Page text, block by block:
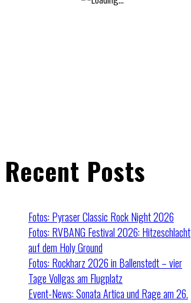
Recent Posts
Fotos: Pyraser Classic Rock Night 2026
Fotos: RVBANG Festival 2026: Hitzeschlacht
auf dem Holy Ground
Fotos: Rockharz 2026 in Ballenstedt – vier
Tage Vollgas am Flugplatz
Event-News: Sonata Artica und Rage am 26.